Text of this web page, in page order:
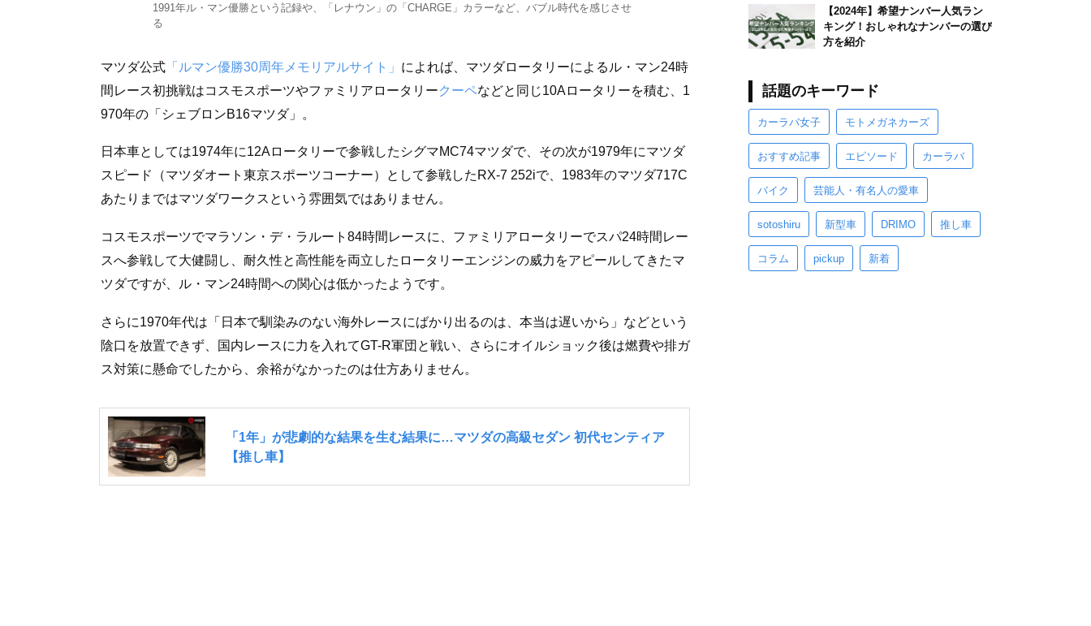
1991年ル・マン優勝という記録や、「レナウン」の「CHARGE」カラーなど、バブル時代を感じさせ
る
マツダ公式 「ルマン優勝30周年メモリアルサイト」 によれば、マツダロータリーによるル・マン24時
間レース初挑戦はコスモスポーツやファミリアロータリークーペなどと同じ10Aロータリーを積む、1
970年の「シェブロンB16マツダ」。
日本車としては1974年に12Aロータリーで参戦したシグマMC74マツダで、その次が1979年にマツダ
スピード（マツダオート東京スポーツコーナー）として参戦したRX-7 252iで、1983年のマツダ717C
あたりまではマツダワークスという雰囲気ではありません。
コスモスポーツでマラソン・デ・ラルート84時間レースに、ファミリアロータリーでスパ24時間レー
スへ参戦して大健闘し、耐久性と高性能を両立したロータリーエンジンの威力をアピールしてきたマ
ツダですが、ル・マン24時間への関心は低かったようです。
さらに1970年代は「日本で馴染みのない海外レースにばかり出るのは、本当は遅いから」などという
陰口を放置できず、国内レースに力を入れてGT-R軍団と戦い、さらにオイルショック後は燃費や排ガ
ス対策に懸命でしたから、余裕がなかったのは仕方ありません。
【2024年】希望ナンバー人気ラン
キング！おしゃれなナンバーの選び
方を紹介
話題のキーワード
カーラバ女子 モトメガネカーズ
おすすめ記事 エピソード カーラバ
バイク 芸能人・有名人の愛車
sotoshiru 新型車 DRIMO 推し車
コラム pickup 新着